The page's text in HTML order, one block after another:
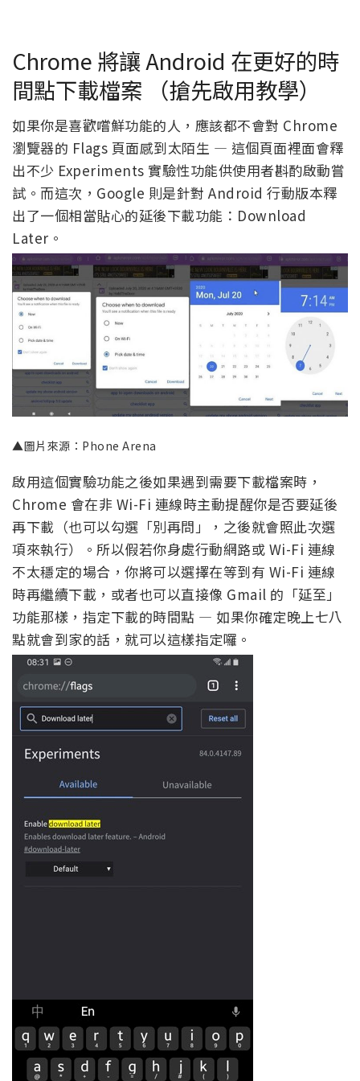
Chrome 將讓 Android 在更好的時
間點下載檔案 （搶先啟用教學）
如果你是喜歡嚐鮮功能的人，應該都不會對 Chrome
瀏覽器的 Flags 頁面感到太陌生 — 這個頁面裡面會釋
出不少 Experiments 實驗性功能供使用者斟酌啟動嘗
試。而這次，Google 則是針對 Android 行動版本釋
出了一個相當貼心的延後下載功能：Download
Later。
▲圖片來源：Phone Arena
啟用這個實驗功能之後如果遇到需要下載檔案時，
Chrome 會在非 Wi-Fi 連線時主動提醒你是否要延後
再下載（也可以勾選「別再問」，之後就會照此次選
項來執行）。所以假若你身處行動網路或 Wi-Fi 連線
不太穩定的場合，你將可以選擇在等到有 Wi-Fi 連線
時再繼續下載，或者也可以直接像 Gmail 的「延至」
功能那樣，指定下載的時間點 — 如果你確定晚上七八
點就會到家的話，就可以這樣指定囉。